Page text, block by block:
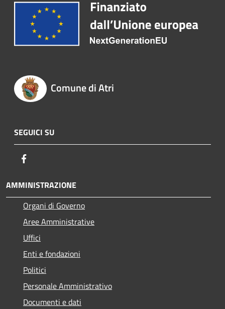
Comune di Atri
SEGUICI SU
AMMINISTRAZIONE
Organi di Governo
Aree Amministrative
Uffici
Enti e fondazioni
Politici
Personale Amministrativo
Documenti e dati